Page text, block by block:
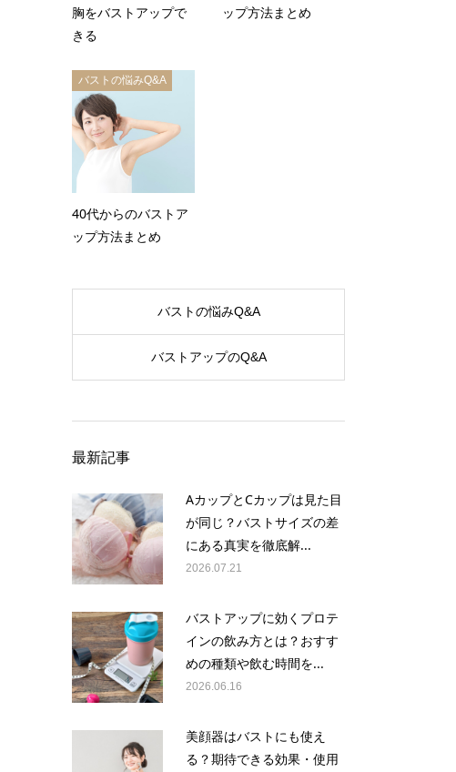
胸をバストアップで
きる
ップ方法まとめ
バストの悩みQ&A
40代からのバストア
ップ方法まとめ
バストの悩みQ&A
バストアップのQ&A
最新記事
AカップとCカップは見た目
が同じ？バストサイズの差
にある真実を徹底解...
2026.07.21
バストアップに効くプロテ
インの飲み方とは？おすす
めの種類や飲む時間を...
2026.06.16
美顔器はバストにも使え
る？期待できる効果・使用